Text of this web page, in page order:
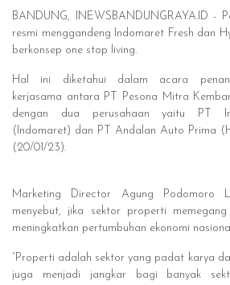
BANDUNG, INEWSBANDUNGRAYA.ID -
resmi menggandeng Indomaret Fresh dan
berkonsep one stop living.
Hal ini diketahui dalam acara
kerjasama antara PT Pesona Mitra
dengan dua perusahaan yaitu PT
(Indomaret) dan PT Andalan Auto Prima
(20/01/23).
Marketing Director Agung Podomoro
menyebut, jika sektor properti
meningkatkan pertumbuhan ekonomi
“Properti adalah sektor yang padat karya
juga menjadi jangkar bagi banyak